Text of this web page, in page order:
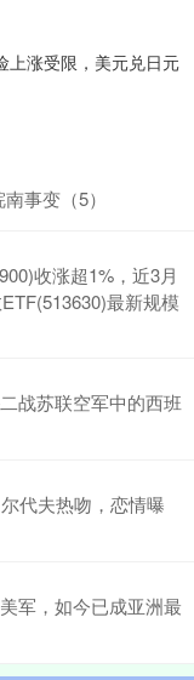
上涨受限，美元兑日元
事变（5）
收涨超1%，近3月
最新规模
战苏联空军中的西班
代夫热吻，恋情曝
军，如今已成亚洲最